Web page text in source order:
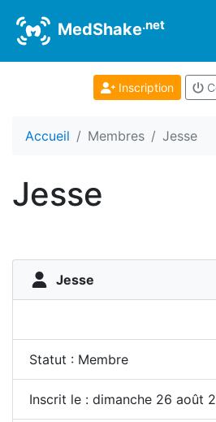
MedShake.net
Inscription
Accueil Membres Jesse
Jesse
Jesse
Statut : Membre
Inscrit le : dimanche 26 août